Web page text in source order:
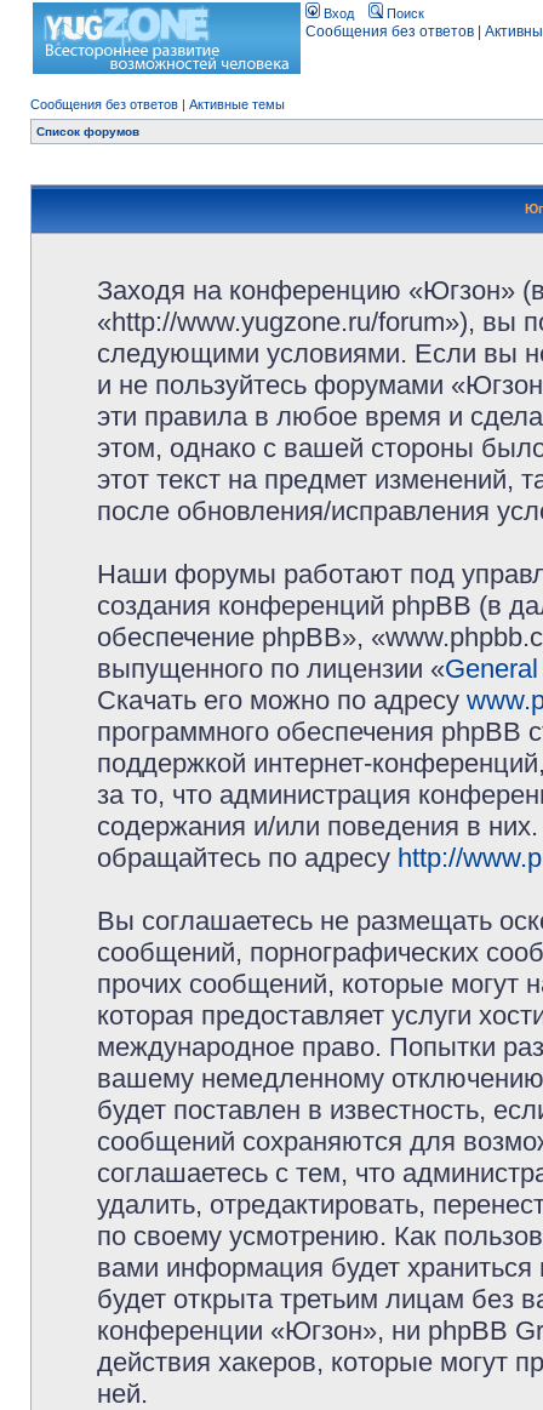
Вход Поиск
Сообщения без ответов
Сообщения без ответов | Активные темы
Список форумов
Заходя на конференцию «Югзон»
«http://www.yugzone.ru/forum»), вы
следующими условиями. Если вы
и не пользуйтесь форумами
эти правила в любое время и
этом, однако с вашей стороны
этот текст на предмет изменений,
после обновления/исправления
Наши форумы работают под
создания конференций phpBB (в
обеспечение phpBB»,
выпущенного по лицензии «
Скачать его можно по адресу
программного обеспечения phpBB
поддержкой интернет-
за то, что администрация
содержания и/или поведения в
обращайтесь по адресу http://
Вы соглашаетесь не размещать
сообщений, порнографических
прочих сообщений, которые могут
которая предоставляет услуги
международное право. Попытки
вашему немедленному
будет поставлен в известность,
сообщений сохраняются для
соглашаетесь с тем, что
удалить, отредактировать,
по своему усмотрению. Как
вами информация будет
будет открыта третьим лицам без
конференции «Югзон», ни phpBB
действия хакеров, которые могут
ней.